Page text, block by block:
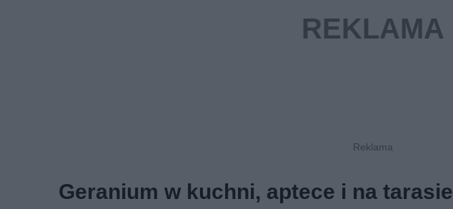
Geranium w kuchni, aptece i na tarasie